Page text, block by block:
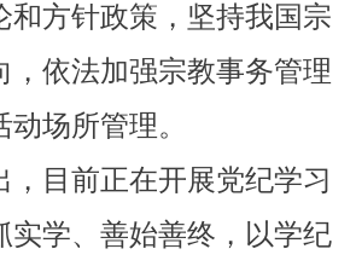
和方针政策，坚持我国宗
，依法加强宗教事务管理
场所管理。
目前正在开展党纪学习
实学、善始善终，以学纪